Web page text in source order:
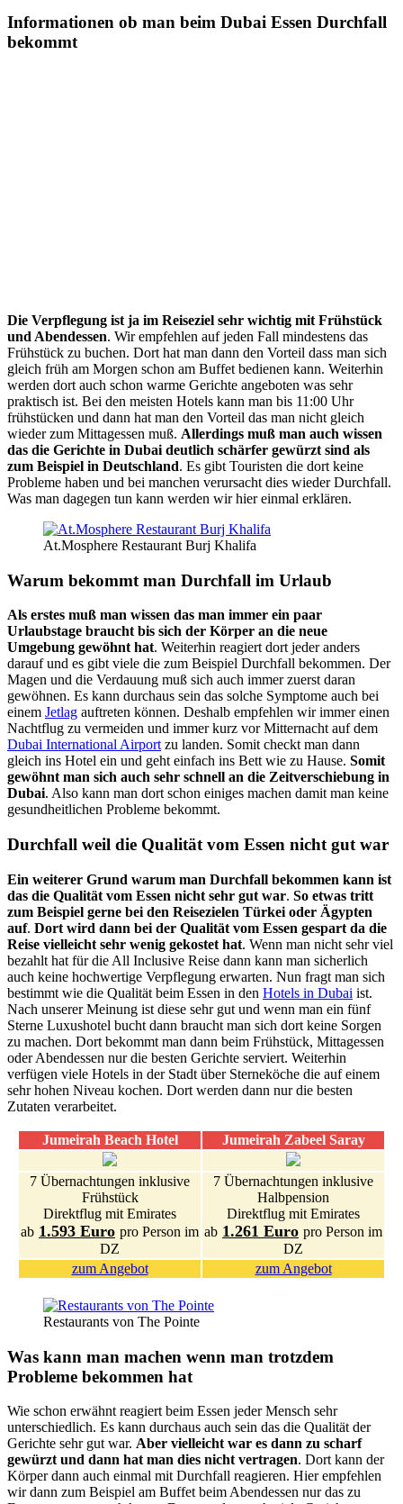
Informationen ob man beim Dubai Essen Durchfall
bekommt
Die Verpflegung ist ja im Reiseziel sehr wichtig mit Frühstück
und Abendessen. Wir empfehlen auf jeden Fall mindestens das
Frühstück zu buchen. Dort hat man dann den Vorteil dass man sich
gleich früh am Morgen schon am Buffet bedienen kann. Weiterhin
werden dort auch schon warme Gerichte angeboten was sehr
praktisch ist. Bei den meisten Hotels kann man bis 11:00 Uhr
frühstücken und dann hat man den Vorteil das man nicht gleich
wieder zum Mittagessen muß. Allerdings muß man auch wissen
das die Gerichte in Dubai deutlich schärfer gewürzt sind als
zum Beispiel in Deutschland. Es gibt Touristen die dort keine
Probleme haben und bei manchen verursacht dies wieder Durchfall.
Was man dagegen tun kann werden wir hier einmal erklären.
At.Mosphere Restaurant Burj Khalifa
Warum bekommt man Durchfall im Urlaub
Als erstes muß man wissen das man immer ein paar
Urlaubstage braucht bis sich der Körper an die neue
Umgebung gewöhnt hat. Weiterhin reagiert dort jeder anders
darauf und es gibt viele die zum Beispiel Durchfall bekommen. Der
Magen und die Verdauung muß sich auch immer zuerst daran
gewöhnen. Es kann durchaus sein das solche Symptome auch bei
einem Jetlag auftreten können. Deshalb empfehlen wir immer einen
Nachtflug zu vermeiden und immer kurz vor Mitternacht auf dem
Dubai International Airportzu landen. Somit checkt man dann
gleich ins Hotel ein und geht einfach ins Bett wie zu Hause. Somit
gewöhnt man sich auch sehr schnell an die Zeitverschiebung in
Dubai. Also kann man dort schon einiges machen damit man keine
gesundheitlichen Probleme bekommt.
Durchfall weil die Qualität vom Essen nicht gut war
Ein weiterer Grund warum man Durchfall bekommen kann ist
das die Qualität vom Essen nicht sehr gut war. So etwas tritt
zum Beispiel gerne bei den Reisezielen Türkei oder Ägypten
auf. Dort wird dann bei der Qualität vom Essen gespart da die
Reise vielleicht sehr wenig gekostet hat. Wenn man nicht sehr viel
bezahlt hat für die All Inclusive Reise dann kann man sicherlich
auch keine hochwertige Verpflegung erwarten. Nun fragt man sich
bestimmt wie die Qualität beim Essen in den Hotels in Dubai ist.
Nach unserer Meinung ist diese sehr gut und wenn man ein fünf
Sterne Luxushotel bucht dann braucht man sich dort keine Sorgen
zu machen. Dort bekommt man dann beim Frühstück, Mittagessen
oder Abendessen nur die besten Gerichte serviert. Weiterhin
verfügen viele Hotels in der Stadt über Sterneköche die auf einem
sehr hohen Niveau kochen. Dort werden dann nur die besten
Zutaten verarbeitet.
Jumeirah Beach Hotel Jumeirah Zabeel Saray
7 Übernachtungen inklusive
Frühstück
Direktflug mit Emirates
ab 1.593 Euro pro Person im
DZ
7 Übernachtungen inklusive
Halbpension
Direktflug mit Emirates
ab 1.261 Euro pro Person im
DZ
zum Angebot
zum Angebot
Restaurants von The Pointe
Was kann man machen wenn man trotzdem
Probleme bekommen hat
Wie schon erwähnt reagiert beim Essen jeder Mensch sehr
unterschiedlich. Es kann durchaus auch sein das die Qualität der
Gerichte sehr gut war. Aber vielleicht war es dann zu scharf
gewürzt und dann hat man dies nicht vertragen. Dort kann der
Körper dann auch einmal mit Durchfall reagieren. Hier empfehlen
wir dann zum Beispiel am Buffet beim Abendessen nur das zu